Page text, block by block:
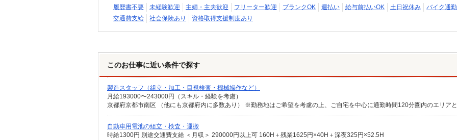
履歴書不要
未経験歓迎 主婦・主夫歓迎 フリーター歓迎 ブランクOK 週払い 給与前払いOK 土日祝休み
バイク通
交通費支給
社会保険あり 資格取得支援制度あり
このお仕事に近い条件で探す
製造スタッフ（組立・加工・目視検査・機械操作など）
月給193000〜243000円（スキル・経験を考慮）
自動車用電池の組立・検査・運搬
時給1300円 別途交通費支給 ＜月収＞ 290000円以上可 160H＋残業1625円×40H＋深夜325円×52.5H